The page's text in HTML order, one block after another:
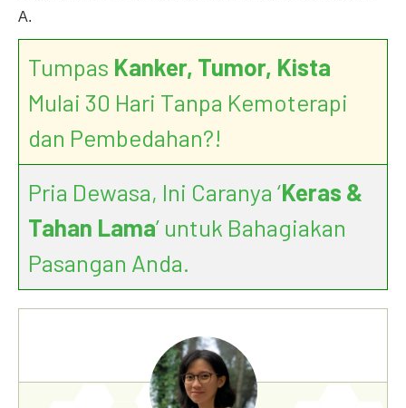
A.
Tumpas Kanker, Tumor, Kista
Mulai 30 Hari Tanpa Kemoterapi
dan Pembedahan?!
Pria Dewasa, Ini Caranya ‘Keras &
Tahan Lama’ untuk Bahagiakan
Pasangan Anda.